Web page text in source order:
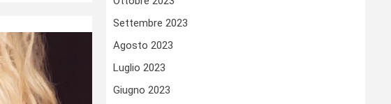
Settembre 2023
Agosto 2023
Luglio 2023
Giugno 2023